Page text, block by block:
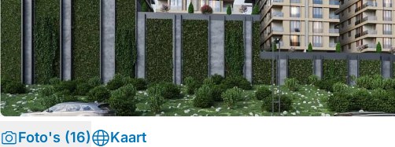
Foto's (16) Kaart